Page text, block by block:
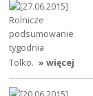
Tolko. » więcej